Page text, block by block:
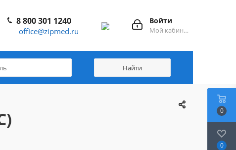
Войти
Мой кабинет
8 800 301 1240
office@zipmed.ru
0
0